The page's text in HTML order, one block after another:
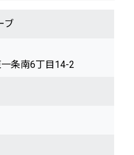
ブ
条南6丁目14-2